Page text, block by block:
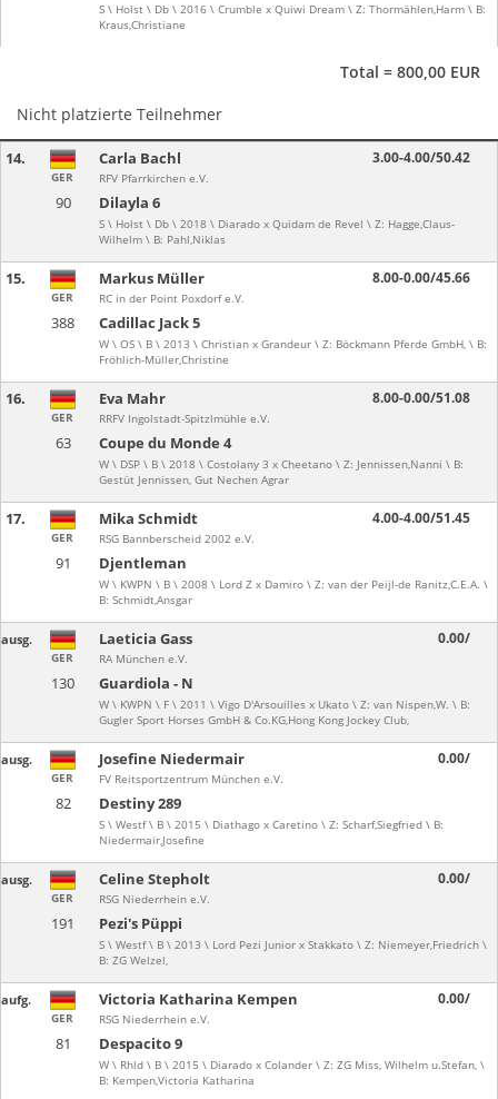
S \ Holst \ Db \ 2016 \ Crumble x Quiwi Dream \ Z: Thormählen,Harm \ B:
Kraus,Christiane
Total = 800,00 EUR
Nicht platzierte Teilnehmer
14.
90 Dilayla 6
S \ Holst \ Db \ 2018 \ Diarado x Quidam de Revel \ Z: Hagge,Claus-
Wilhelm \ B: Pahl,Niklas
GER
Carla Bachl
RFV Pfarrkirchen e.V.
3.00-4.00/50.42
15.
388 Cadillac Jack 5
W \ OS \ B \ 2013 \ Christian x Grandeur \ Z: Böckmann Pferde GmbH, \ B:
Fröhlich-Müller,Christine
GER
Markus Müller
RC in der Point Poxdorf e.V.
8.00-0.00/45.66
16.
63 Coupe du Monde 4
W \ DSP \ B \ 2018 \ Costolany 3 x Cheetano \ Z: Jennissen,Nanni \ B:
Gestüt Jennissen, Gut Nechen Agrar
GER
Eva Mahr
RRFV Ingolstadt-Spitzlmühle e.V.
8.00-0.00/51.08
17.
91 Djentleman
W \ KWPN \ B \ 2008 \ Lord Z x Damiro \ Z: van der Peijl-de Ranitz,C.E.A. \
B: Schmidt,Ansgar
GER
Mika Schmidt
RSG Bannberscheid 2002 e.V.
4.00-4.00/51.45
ausg.
130 Guardiola - N
W \ KWPN \ F \ 2011 \ Vigo D'Arsouilles x Ukato \ Z: van Nispen,W. \ B:
Gugler Sport Horses GmbH & Co.KG,Hong Kong Jockey Club,
GER
Laeticia Gass
RA München e.V.
0.00/
ausg.
82 Destiny 289
S \ Westf \ B \ 2015 \ Diathago x Caretino \ Z: Scharf,Siegfried \ B:
Niedermair,Josefine
GER
Josefine Niedermair
FV Reitsportzentrum München e.V.
0.00/
ausg.
191 Pezi's Püppi
S \ Westf \ B \ 2013 \ Lord Pezi Junior x Stakkato \ Z: Niemeyer,Friedrich \
B: ZG Welzel,
GER
Celine Stepholt
RSG Niederrhein e.V.
0.00/
aufg.
81 Despacito 9
W \ Rhld \ B \ 2015 \ Diarado x Colander \ Z: ZG Miss, Wilhelm u.Stefan, \
B: Kempen,Victoria Katharina
GER
Victoria Katharina Kempen
RSG Niederrhein e.V.
0.00/